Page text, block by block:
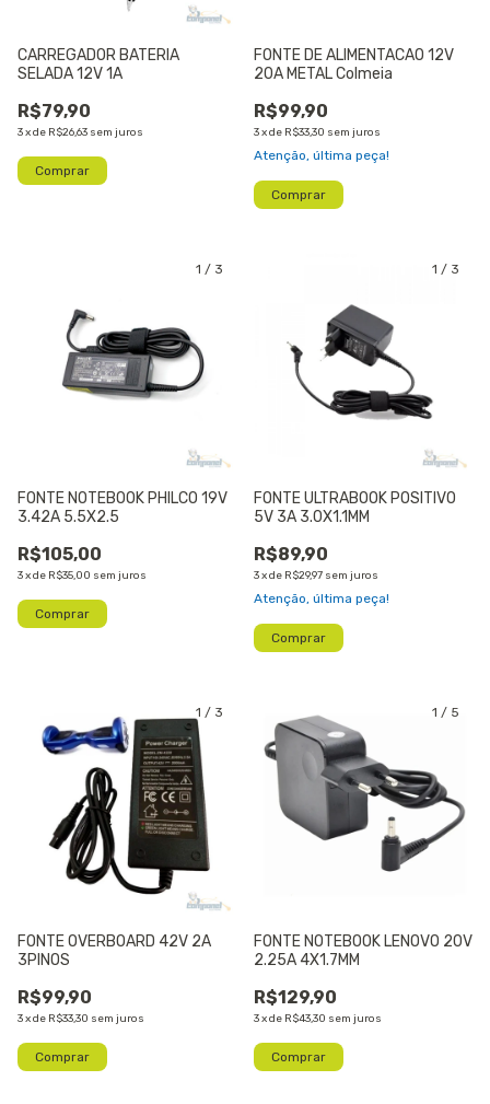
CARREGADOR BATERIA
SELADA 12V 1A
R$79,90
3xde R$26,63 sem juros
FONTE DE ALIMENTACAO 12V
20A METAL Colmeia
R$99,90
3xde R$33,30 sem juros
Atenção, última peça!
1 / 3
FONTE NOTEBOOK PHILCO 19V
3.42A 5.5X2.5
R$105,00
3xde R$35,00 sem juros
1 / 3
FONTE ULTRABOOK POSITIVO
5V 3A 3.0X1.1MM
R$89,90
3xde R$29,97 sem juros
Atenção, última peça!
1 / 3
FONTE OVERBOARD 42V 2A
3PINOS
R$99,90
3xde R$33,30 sem juros
1 / 5
FONTE NOTEBOOK LENOVO 20V
2.25A 4X1.7MM
R$129,90
3xde R$43,30 sem juros